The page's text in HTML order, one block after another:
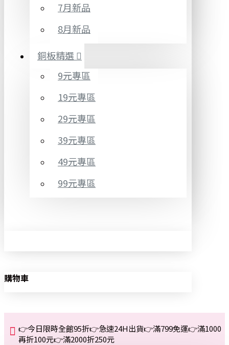
7月新品
8月新品
銅板精選
9元專區
19元專區
29元專區
39元專區
49元專區
99元專區
購物車
👉今日限時全館95折👉急速24H出貨👉滿799免運👉滿1000
再折100元👉滿2000折250元